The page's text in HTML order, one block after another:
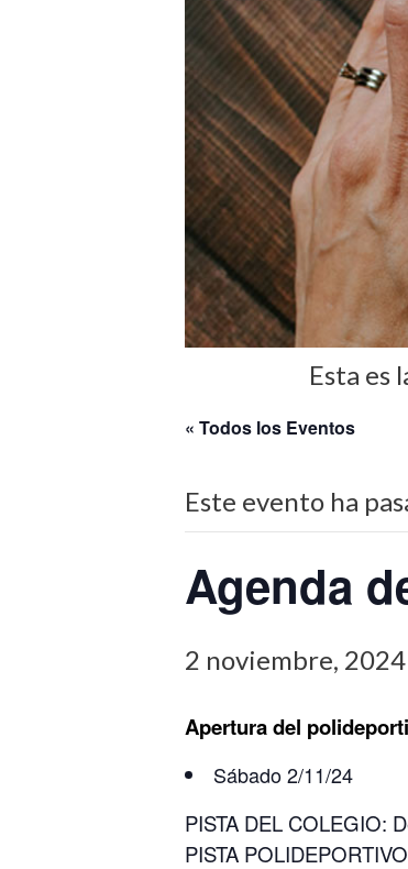
Esta es
« Todos los Eventos
Este evento ha
Agenda
2 noviembre, 2024
Apertura del
Sábado 2/11/24
PISTA DEL COLEGIO:
PISTA